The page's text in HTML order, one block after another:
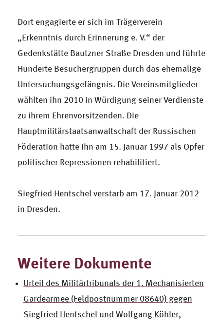
Dort engagierte er sich im Trägerverein
„Erkenntnis durch Erinnerung e. V.“ der
Gedenkstätte Bautzner Straße Dresden und führte
Hunderte Besuchergruppen durch das ehemalige
Untersuchungsgefängnis. Die Vereinsmitglieder
wählten ihn 2010 in Würdigung seiner Verdienste
zu ihrem Ehrenvorsitzenden. Die
Hauptmilitärstaatsanwaltschaft der Russischen
Föderation hatte ihn am 15. Januar 1997 als Opfer
politischer Repressionen rehabilitiert.
Siegfried Hentschel verstarb am 17. Januar 2012
in Dresden.
Weitere Dokumente
Urteil des Militärtribunals der 1. Mechanisierten
Gardearmee (Feldpostnummer 08640) gegen
Siegfried Hentschel und Wolfgang Köhler,